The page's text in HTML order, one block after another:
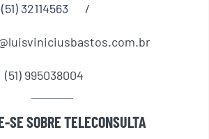
(51) 32114563 /
(51) 995038004
SE SOBRE TELECONSULTA